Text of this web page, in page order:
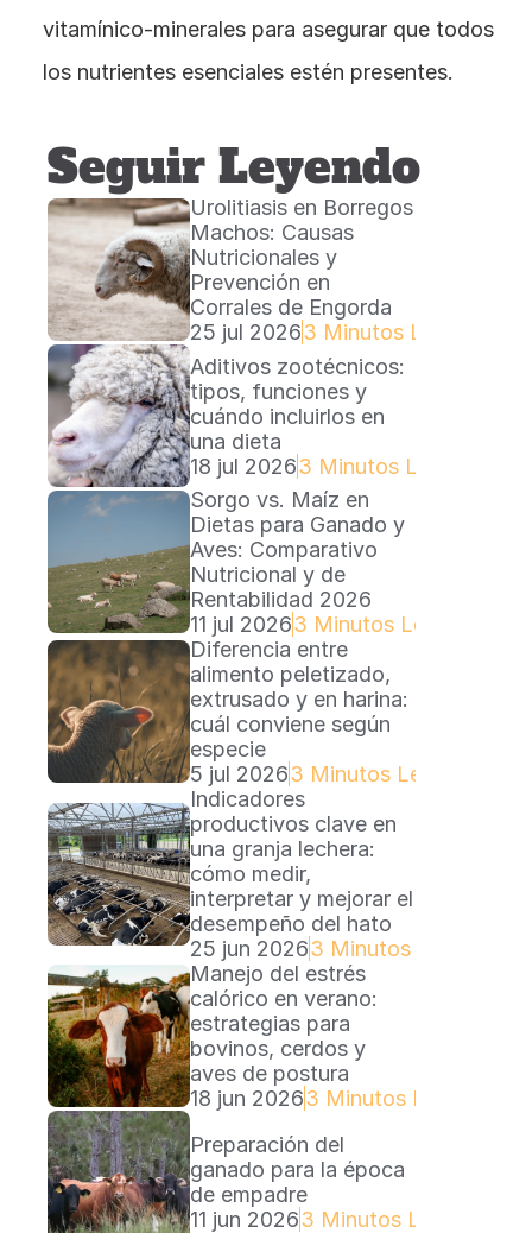
vitamínico-minerales para asegurar que todos
los nutrientes esenciales estén presentes.
Seguir Leyendo
Urolitiasis en Borregos
Machos: Causas
Nutricionales y
Prevención en
Corrales de Engorda
25 jul 20263 Minutos Lectura
Aditivos zootécnicos:
tipos, funciones y
cuándo incluirlos en
una dieta
18 jul 20263 Minutos Lectura
Sorgo vs. Maíz en
Dietas para Ganado y
Aves: Comparativo
Nutricional y de
Rentabilidad 2026
11 jul 20263 Minutos Lectura
Diferencia entre
alimento peletizado,
extrusado y en harina:
cuál conviene según
especie
5 jul 20263 Minutos Lectura
Indicadores
productivos clave en
una granja lechera:
cómo medir,
interpretar y mejorar el
desempeño del hato
25 jun 20263 Minutos Lectura
Manejo del estrés
calórico en verano:
estrategias para
bovinos, cerdos y
aves de postura
18 jun 20263 Minutos Lectura
Preparación del
ganado para la época
de empadre
11 jun 20263 Minutos Lectura